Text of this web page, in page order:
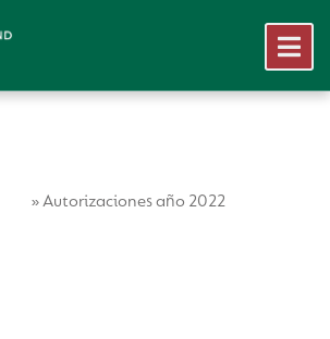
»Autorizaciones año 2022